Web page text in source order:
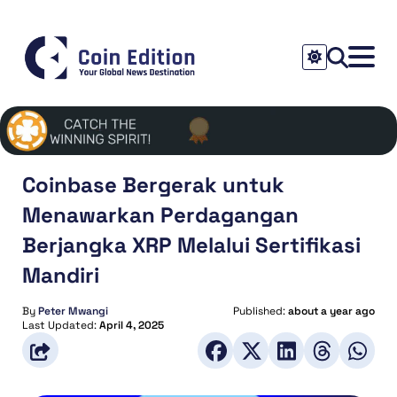
Coinbase Bergerak untuk
Menawarkan Perdagangan
Berjangka XRP Melalui Sertifikasi
Mandiri
ByPeter Mwangi Published:about a year ago
Last Updated:April 4, 2025